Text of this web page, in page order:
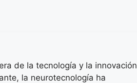
de la tecnología y la innovación
la neurotecnología ha